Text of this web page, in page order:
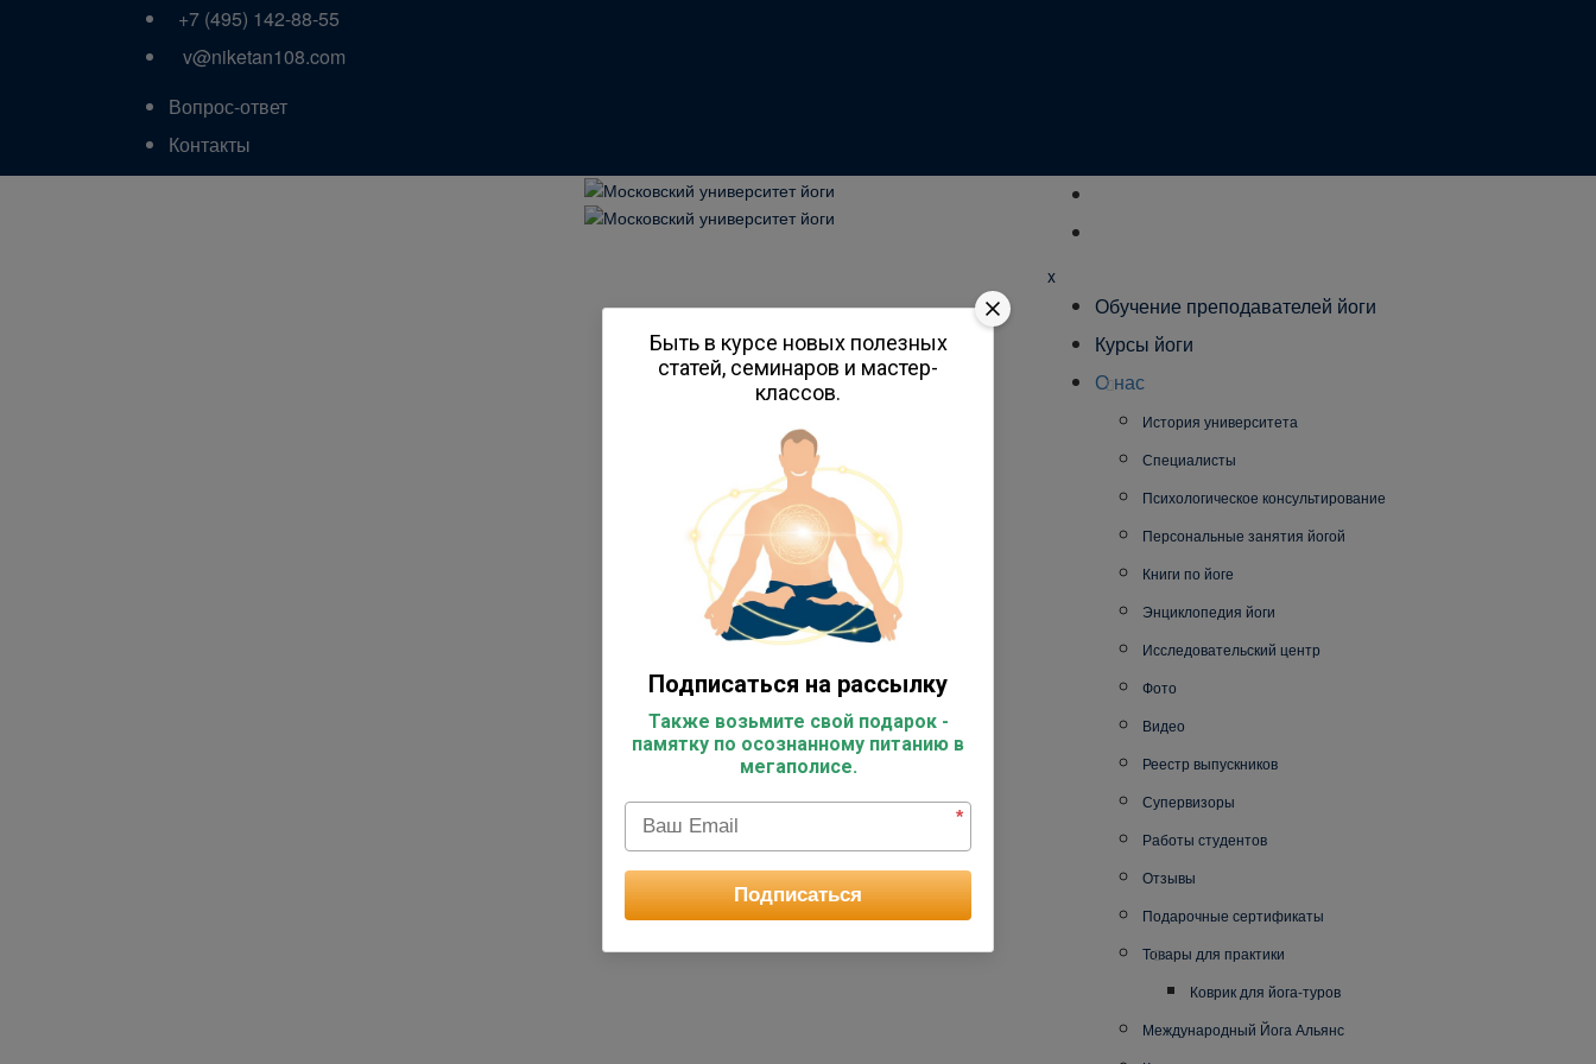
+7 (495) 142-88-55
v@niketan108.com
Вопрос-ответ
Контакты
x
Обучение преподавателей йоги
Курсы йоги
О нас
История университета
Специалисты
Психологическое консультирование
Персональные занятия йогой
Книги по йоге
Энциклопедия йоги
Исследовательский центр
Фото
Видео
Реестр выпускников
Супервизоры
Работы студентов
Отзывы
Подарочные сертификаты
Товары для практики
Коврик для йога-туров
Международный Йога Альянс
Быть в курсе новых полезных
статей, семинаров и мастер-
классов.
Подписаться на рассылку
Также возьмите свой подарок -
памятку по осознанному питанию в
мегаполисе.
*
Подписаться